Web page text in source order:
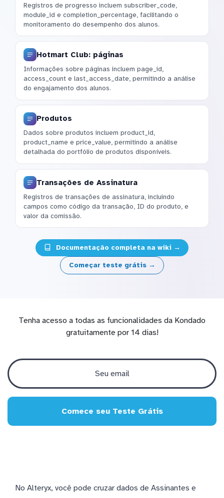
Registros de progresso incluem subscriber_code,
module_id e completion_percentage, facilitando o
monitoramento do desempenho dos alunos.
Hotmart Club: páginas
Informações sobre páginas incluem page_id,
access_count e last_access_date, permitindo a análise
do engajamento dos alunos.
Produtos
Dados sobre produtos incluem product_id,
product_name e price_value, permitindo a análise
detalhada do portfólio de produtos disponíveis.
Transações de Assinatura
Registros de transações de assinatura, incluindo
campos como código da transação, ID do produto, e
valor da comissão.
Documentação completa na wiki →
Começar teste grátis →
Tenha acesso a todas as funcionalidades da Kondado
gratuitamente por 14 dias!
Comece seu Teste Grátis
No Alteryx, você pode cruzar dados de Assinantes e